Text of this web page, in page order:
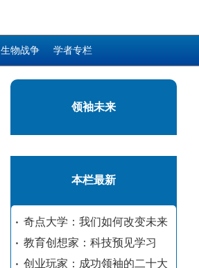
生物战争 学者专栏
领袖未来
本栏最新
奇点大学：我们如何改变未来
教育创想家：科技预见学习
创业玩家：成功领袖的二十大